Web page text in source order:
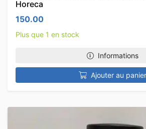
Horeca
150.00
Plus que 1 en stock
Informations
Ajouter au panier